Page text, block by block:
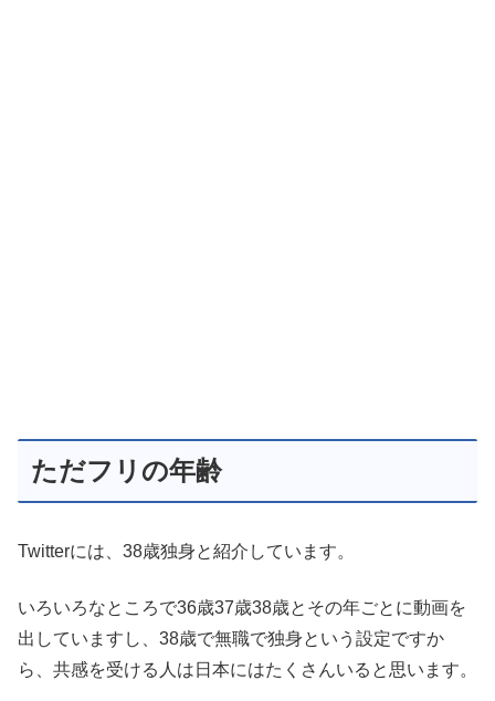
ただフリの年齢
Twitterには、38歳独身と紹介しています。
いろいろなところで36歳37歳38歳とその年ごとに動画を
出していますし、38歳で無職で独身という設定ですか
ら、共感を受ける人は日本にはたくさんいると思います。